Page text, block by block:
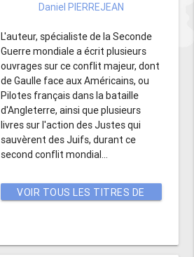
Daniel PIERREJEAN
L'auteur, spécialiste de la Seconde
Guerre mondiale a écrit plusieurs
ouvrages sur ce conflit majeur, dont
de Gaulle face aux Américains, ou
Pilotes français dans la bataille
d'Angleterre, ainsi que plusieurs
livres sur l'action des Justes qui
sauvèrent des Juifs, durant ce
second conflit mondial...
VOIR TOUS LES TITRES DE